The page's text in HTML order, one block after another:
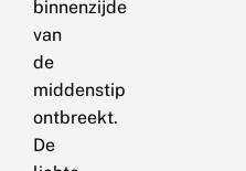
binnenzijde
van
de
middenstip
ontbreekt.
De